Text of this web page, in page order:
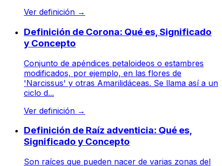
Ver definición →
Definición de Corona: Qué es, Significado
y Concepto
Conjunto de apéndices petaloideos o estambres
modificados, por ejemplo, en las flores de
'Narcissus' y otras Amarilidáceas. Se llama así a un
ciclo d...
Ver definición →
Definición de Raíz adventicia: Qué es,
Significado y Concepto
Son raíces que pueden nacer de varias zonas del